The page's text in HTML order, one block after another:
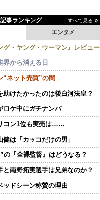
事ランキング すべて見る
エンタメ
グ・ヤング・ウーマン』レビュー
界から消える日
“ネット売買”の闇
助けたかったのは後白河法皇？
ロケ中にガチナンパ
コン1位も実売は……
健は「カッコだけの男」
の『全裸監督』はどうなる？
と南野拓実選手は兄弟なのか？
ッドシーン称賛の理由